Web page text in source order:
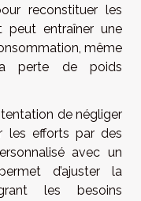
reconstituer les
peut entraîner une
même
perte de poids
de négliger
les efforts par des
avec un
d’ajuster la
les besoins